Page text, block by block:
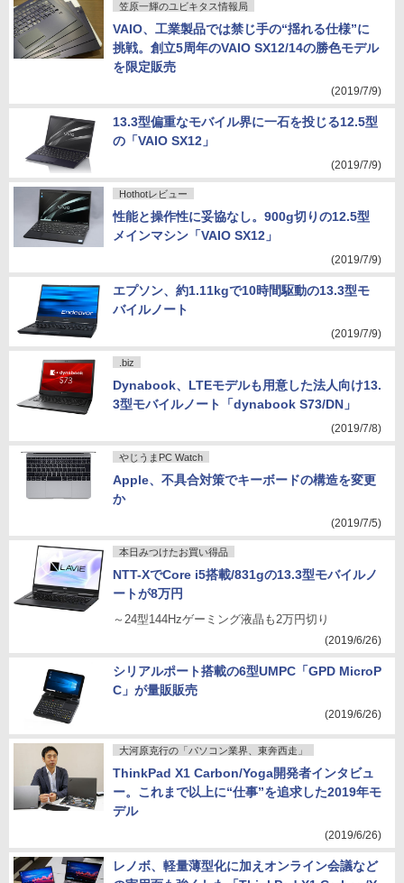
笠原一輝のユビキタス情報局
VAIO、工業製品では禁じ手の“揺れる仕様”に
挑戦。創立5周年のVAIO SX12/14の勝色モデル
を限定販売
(2019/7/9)
13.3型偏重なモバイル界に一石を投じる12.5型
の「VAIO SX12」
(2019/7/9)
Hothotレビュー
性能と操作性に妥協なし。900g切りの12.5型
メインマシン「VAIO SX12」
(2019/7/9)
エプソン、約1.11kgで10時間駆動の13.3型モ
バイルノート
(2019/7/9)
.biz
Dynabook、LTEモデルも用意した法人向け13.
3型モバイルノート「dynabook S73/DN」
(2019/7/8)
やじうまPC Watch
Apple、不具合対策でキーボードの構造を変更
か
(2019/7/5)
本日みつけたお買い得品
NTT-XでCore i5搭載/831gの13.3型モバイルノ
ートが8万円
～24型144Hzゲーミング液晶も2万円切り
(2019/6/26)
シリアルポート搭載の6型UMPC「GPD MicroP
C」が量販販売
(2019/6/26)
大河原克行の「パソコン業界、東奔西走」
ThinkPad X1 Carbon/Yoga開発者インタビュ
ー。これまで以上に“仕事”を追求した2019年モ
デル
(2019/6/26)
レノボ、軽量薄型化に加えオンライン会議など